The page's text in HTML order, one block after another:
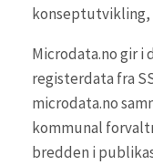
konseptutvikling,
Microdata.no gir
registerdata fra
microdata.no
kommunal
bredden i